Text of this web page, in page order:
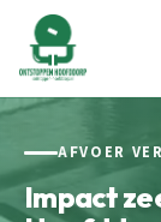
AFVOER
Impact